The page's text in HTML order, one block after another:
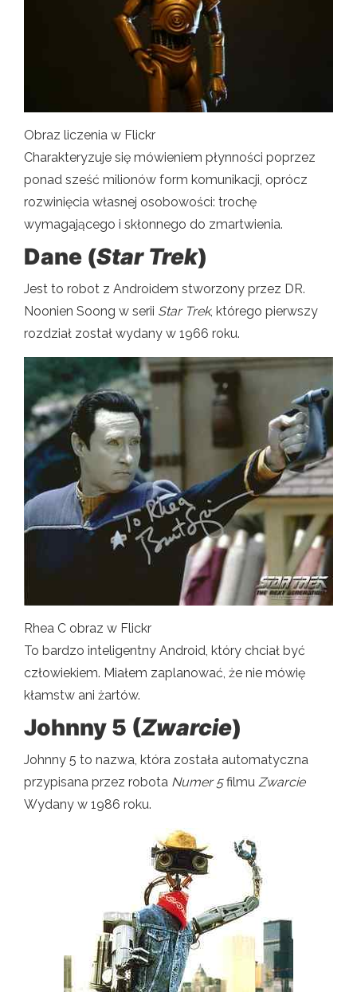
Obraz liczenia w Flickr
Charakteryzuje się mówieniem płynności poprzez
ponad sześć milionów form komunikacji, oprócz
rozwinięcia własnej osobowości: trochę
wymagającego i skłonnego do zmartwienia.
Dane (Star Trek)
Jest to robot z Androidem stworzony przez DR.
Noonien Soong w serii Star Trek, którego pierwszy
rozdział został wydany w 1966 roku.
Rhea C obraz w Flickr
To bardzo inteligentny Android, który chciał być
człowiekiem. Miałem zaplanować, że nie mówię
kłamstw ani żartów.
Johnny 5 (Zwarcie)
Johnny 5 to nazwa, która została automatyczna
przypisana przez robota Numer 5filmu Zwarcie
Wydany w 1986 roku.